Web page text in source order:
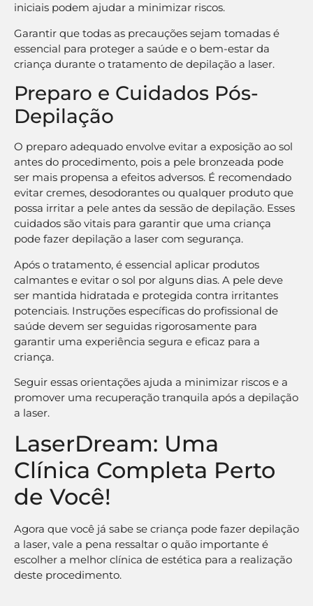
iniciais podem ajudar a minimizar riscos.
Garantir que todas as precauções sejam tomadas é
essencial para proteger a saúde e o bem-estar da
criança durante o tratamento de depilação a laser.
Preparo e Cuidados Pós-
Depilação
O preparo adequado envolve evitar a exposição ao sol
antes do procedimento, pois a pele bronzeada pode
ser mais propensa a efeitos adversos. É recomendado
evitar cremes, desodorantes ou qualquer produto que
possa irritar a pele antes da sessão de depilação. Esses
cuidados são vitais para garantir que uma criança
pode fazer depilação a laser com segurança.
Após o tratamento, é essencial aplicar produtos
calmantes e evitar o sol por alguns dias. A pele deve
ser mantida hidratada e protegida contra irritantes
potenciais. Instruções específicas do profissional de
saúde devem ser seguidas rigorosamente para
garantir uma experiência segura e eficaz para a
criança.
Seguir essas orientações ajuda a minimizar riscos e a
promover uma recuperação tranquila após a depilação
a laser.
LaserDream: Uma
Clínica Completa Perto
de Você!
Agora que você já sabe se criança pode fazer depilação
a laser, vale a pena ressaltar o quão importante é
escolher a melhor clínica de estética para a realização
deste procedimento.